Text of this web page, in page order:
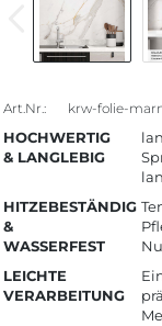
Art.Nr.: krw-folie-
HOCHWERTIG
& LANGLEBIG
HITZEBESTÄNDIG
&
WASSERFEST
LEICHTE
VERARBEITUNG